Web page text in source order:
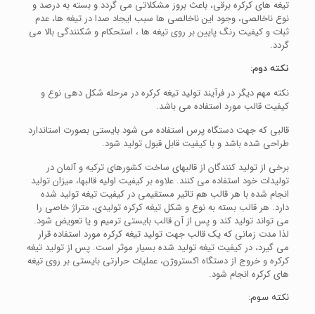
تیغه های کرکره برقی، باعث بروز مشکلاتی می گردد و بسته به درصد و
نوع ناخالصی، وجود این ناخالصی ها سبب ایجاد صدا در تیغه ها، عدم
ثبات و کیفیت رنگ پایین بر روی تیغه ها ، استحکام و شکنندگی بالا می
گردد.
نکته دوم:
نکته مهم دیگر در فرآیند تولید تیغه کرکره در مرحله شکل دهی نوع و
کیفیت قالب مورد استفاده می باشد.
قالبی که جهت دستگاه پرس استفاده می شود بایستی بصورت استاندارد
طراحی شده باشد و با کیفیت قابل قبول تولید شود.
برخی از تولید کنندگان از قالبهای ساخت کشورهای ترکیه و آلمان در
تولیدات خود استفاده می کنند. علاوه بر کیفیت اولیه قالبها، میزان تولید
انجام شده با هر قالب هم تاثیر مستقیمی در کیفیت تیغه تولید شده
دارد. هر قالب بسته به نوع و شکل تیغه کرکره تولیدی، متراژ خاصی را
می تواند تولید کند و پس از آن قالب بایستی ترمیم و یا تعویض شود.
لذا مدت زمانی که یک قالب جهت تولید تیغه کرکره مورد استفاده قرار
می گیرد، در کیفیت تیغه تولید شده بسیار موثر است. پس از تولید تیغه
کرکره و خروج از دستگاه اکستروژن، عملیات حرارتی بایستی بر روی تیغه
های کرکره انجام شود.
نکته سوم: